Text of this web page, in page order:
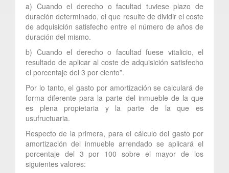
a) Cuando el derecho o facultad tuviese plazo de
duración determinado, el que resulte de dividir el coste
de adquisición satisfecho entre el número de años de
duración del mismo.
b) Cuando el derecho o facultad fuese vitalicio, el
resultado de aplicar al coste de adquisición satisfecho
el porcentaje del 3 por ciento”.
Por lo tanto, el gasto por amortización se calculará de
forma diferente para la parte del inmueble de la que
es plena propietaria y la parte de la que es
usufructuaria.
Respecto de la primera, para el cálculo del gasto por
amortización del inmueble arrendado se aplicará el
porcentaje del 3 por 100 sobre el mayor de los
siguientes valores: